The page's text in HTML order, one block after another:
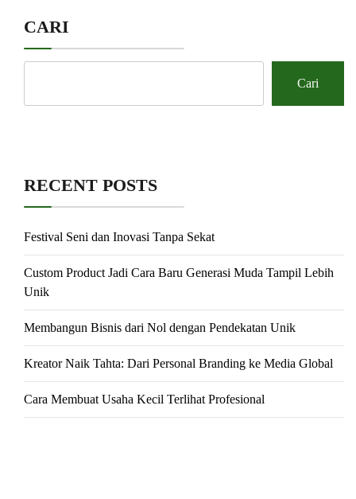
CARI
Cari
RECENT POSTS
Festival Seni dan Inovasi Tanpa Sekat
Custom Product Jadi Cara Baru Generasi Muda Tampil Lebih
Unik
Membangun Bisnis dari Nol dengan Pendekatan Unik
Kreator Naik Tahta: Dari Personal Branding ke Media Global
Cara Membuat Usaha Kecil Terlihat Profesional